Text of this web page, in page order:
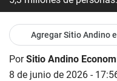
Agregar Sitio Andino
PorSitio Andino
8 de junio de 2026 -